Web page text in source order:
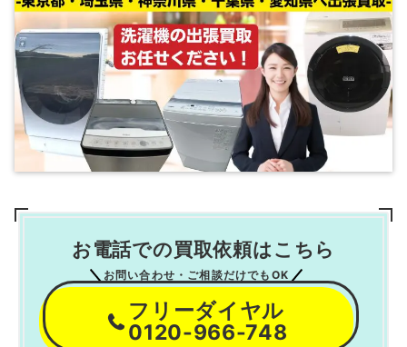
お電話での買取依頼はこちら
お問い合わせ・ご相談だけでもOK
フリーダイヤル
0120-966-748